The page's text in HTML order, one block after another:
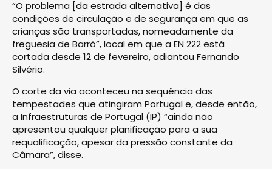
“O problema [da estrada alternativa] é das
condições de circulação e de segurança em que as
crianças são transportadas, nomeadamente da
freguesia de Barrô”, local em que a EN 222 está
cortada desde 12 de fevereiro, adiantou Fernando
Silvério.
O corte da via aconteceu na sequência das
tempestades que atingiram Portugal e, desde então,
a Infraestruturas de Portugal (IP) “ainda não
apresentou qualquer planificação para a sua
requalificação, apesar da pressão constante da
Câmara”, disse.